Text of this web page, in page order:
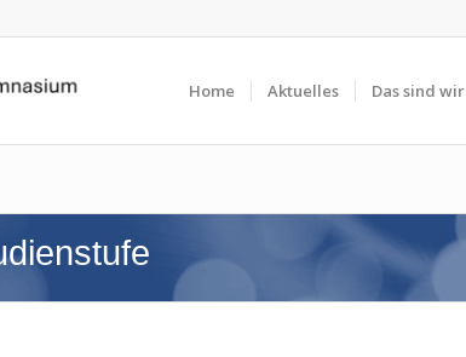
Home Aktuelles Das sind wir